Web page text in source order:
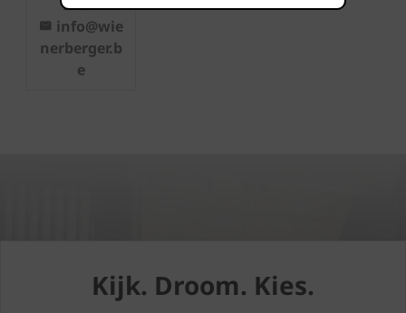
96 38
info@wie
nerberger.b
e
Kijk. Droom. Kies.